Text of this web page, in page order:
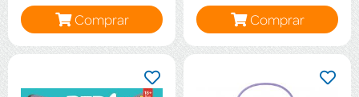
Comprar
Comprar